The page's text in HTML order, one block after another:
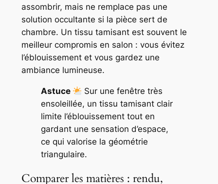
assombrir, mais ne remplace pas une
solution occultante si la pièce sert de
chambre. Un tissu tamisant est souvent le
meilleur compromis en salon : vous évitez
l’éblouissement et vous gardez une
ambiance lumineuse.
Astuce
Sur une fenêtre très
ensoleillée, un tissu tamisant clair
limite l’éblouissement tout en
gardant une sensation d’espace,
ce qui valorise la géométrie
triangulaire.
Comparer les matières : rendu,